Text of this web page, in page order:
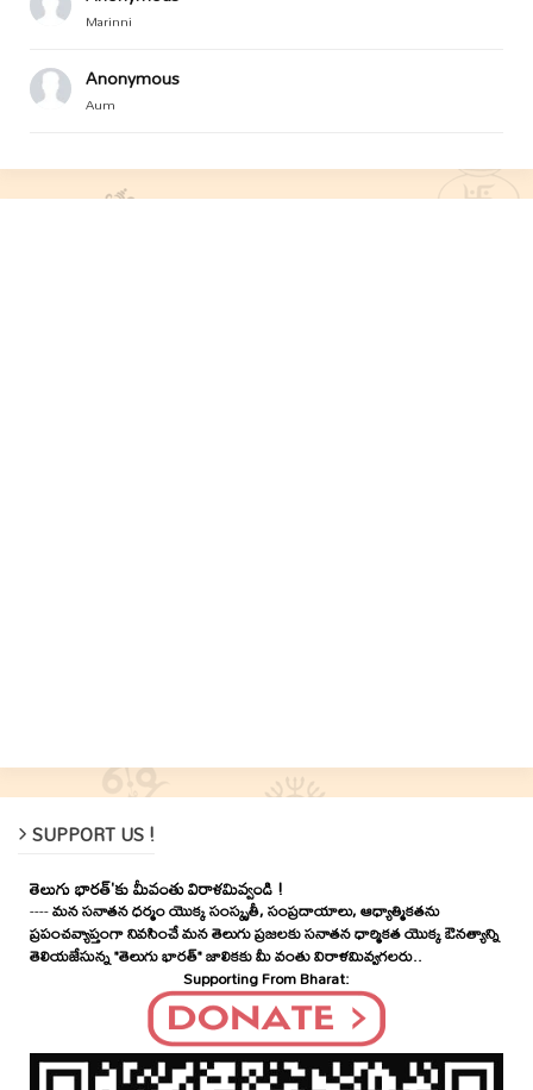
Marinni
Anonymous
Aum
SUPPORT US !
తెలుగు భారత్'కు మీవంతు విరాళమివ్వండి !
----మన సనాతన ధర్మం యొక్క సంస్కృతీ, సంప్రదాయాలు, ఆధ్యాత్మికతను
ప్రపంచవ్యాప్తంగా నివసించే మన తెలుగు ప్రజలకు సనాతన ధార్మికత యొక్క ఔనత్యాన్ని
తెలియజేసున్న "తెలుగు భారత్" జాలికకు మీ వంతు విరాళమివ్వగలరు..
Supporting From Bharat: